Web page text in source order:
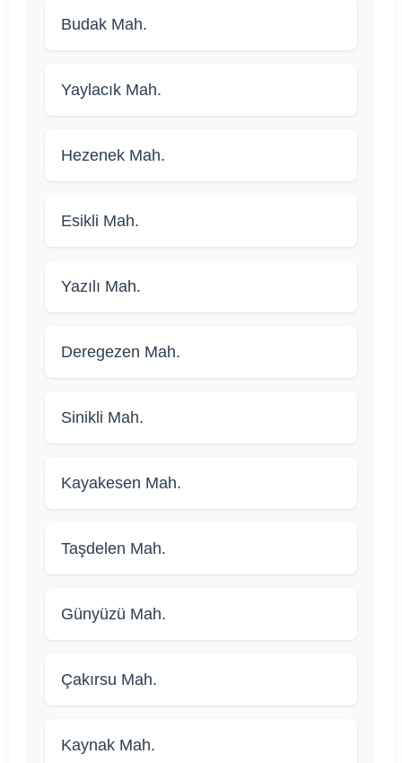
Budak Mah.
Yaylacık Mah.
Hezenek Mah.
Esikli Mah.
Yazılı Mah.
Deregezen Mah.
Sinikli Mah.
Kayakesen Mah.
Taşdelen Mah.
Günyüzü Mah.
Çakırsu Mah.
Kaynak Mah.